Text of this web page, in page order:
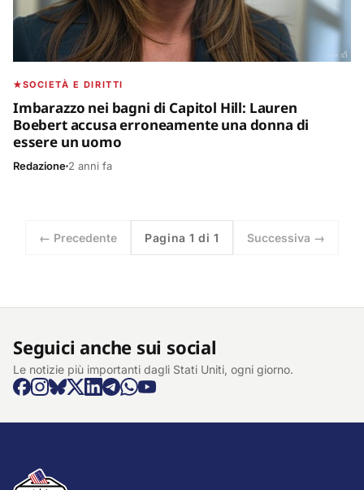
SOCIETÀ E DIRITTI
Imbarazzo nei bagni di Capitol Hill: Lauren
Boebert accusa erroneamente una donna di
essere un uomo
Redazione 2 anni fa
← Precedente Pagina 1 di 1 Successiva →
Seguici anche sui social
Le notizie più importanti dagli Stati Uniti, ogni giorno.